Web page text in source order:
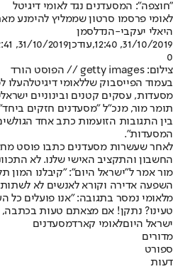
"חוצפה": המסעדנים נגד לאומי דיגיטל
לאומי פרסמו סרטון שממליץ להימנע
היאלי יעקבי-הנדלסמן
31/10/2019, 12:40
,עודכן31/10/2019, 12:41
0
צילום: getty images // הפוסט הורד
בעמוד הפייסבוק שללאומי דיגיטלהעלו
מסעדות, עסקים קטנים ובינוניים
תומר מור, מנכ"ל "מסעדנים חזקים
בין התגובות הזועמות כתב אחד
המסעדות".
לאחר שעשרות מסעדנים כתבו פוסט
החשבון והתקציב האישי שלנו. לא
השפעה אדירה וקורא לאנשים לא
מלאומי נמסר בתגובה: "אנו פועלים כל
טעינו? נתקן! אם מצאתם טעות
ישראל היוםלאומי קארדמסעדנים
מדורים
ספורט
דעות